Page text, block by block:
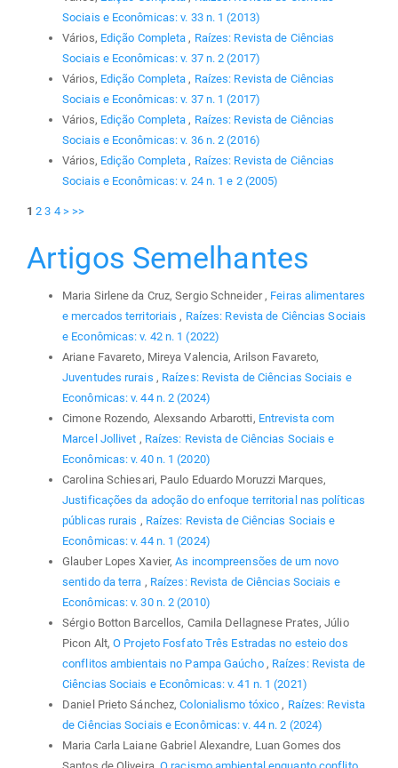
Sociais e Econômicas: v. 33 n. 1 (2013)
Vários, Edição Completa , Raízes: Revista de Ciências
Sociais e Econômicas: v. 37 n. 2 (2017)
Vários, Edição Completa , Raízes: Revista de Ciências
Sociais e Econômicas: v. 37 n. 1 (2017)
Vários, Edição Completa , Raízes: Revista de Ciências
Sociais e Econômicas: v. 36 n. 2 (2016)
Vários, Edição Completa , Raízes: Revista de Ciências
Sociais e Econômicas: v. 24 n. 1 e 2 (2005)
1 2 3 4 > >>
Artigos Semelhantes
Maria Sirlene da Cruz, Sergio Schneider , Feiras alimentares
e mercados territoriais , Raízes: Revista de Ciências Sociais
e Econômicas: v. 42 n. 1 (2022)
Ariane Favareto, Mireya Valencia, Arilson Favareto,
Juventudes rurais , Raízes: Revista de Ciências Sociais e
Econômicas: v. 44 n. 2 (2024)
Cimone Rozendo, Alexsando Arbarotti, Entrevista com
Marcel Jollivet , Raízes: Revista de Ciências Sociais e
Econômicas: v. 40 n. 1 (2020)
Carolina Schiesari, Paulo Eduardo Moruzzi Marques,
Justificações da adoção do enfoque territorial nas políticas
públicas rurais , Raízes: Revista de Ciências Sociais e
Econômicas: v. 44 n. 1 (2024)
Glauber Lopes Xavier,As incompreensões de um novo
sentido da terra , Raízes: Revista de Ciências Sociais e
Econômicas: v. 30 n. 2 (2010)
Sérgio Botton Barcellos, Camila Dellagnese Prates, Júlio
Picon Alt,O Projeto Fosfato Três Estradas no esteio dos
conflitos ambientais no Pampa Gaúcho , Raízes: Revista de
Ciências Sociais e Econômicas: v. 41 n. 1 (2021)
Daniel Prieto Sánchez,Colonialismo tóxico , Raízes: Revista
de Ciências Sociais e Econômicas: v. 44 n. 2 (2024)
Maria Carla Laiane Gabriel Alexandre, Luan Gomes dos